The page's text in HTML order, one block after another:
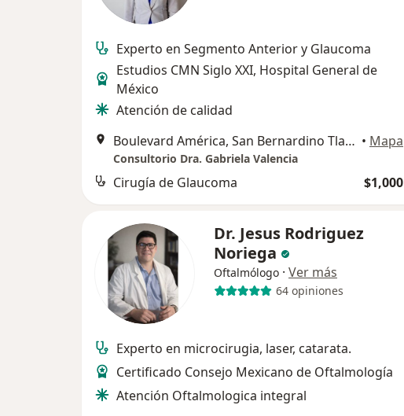
Experto en Segmento Anterior y Glaucoma
Estudios CMN Siglo XXI, Hospital General de
México
Atención de calidad
Boulevard América, San Bernardino Tlaxcalancingo, Puebla • Mapa
Consultorio Dra. Gabriela Valencia
Cirugía de Glaucoma $1,000
Dr. Jesus Rodriguez
Noriega
Oftalmólogo · Ver más
64 opiniones
Experto en microcirugia, laser, catarata.
Certificado Consejo Mexicano de Oftalmología
Atención Oftalmologica integral